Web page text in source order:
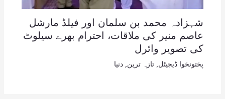
شہزادہ محمد بن سلمان اور فیلڈ مارشل
عاصم منیر کی ملاقات، احترام بھرے سیلوٹ
کی تصویر وائرل
پختونخوا ڈیجیٹل تازہ ترین دنیا